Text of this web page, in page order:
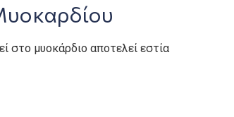
στο μυοκάρδιο αποτελεί εστία